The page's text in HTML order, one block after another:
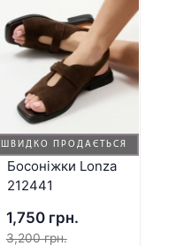
ШВИДКО ПРОДАЄТЬСЯ
Босоніжки Lonza
212441
1,750 грн.
3,200 грн.